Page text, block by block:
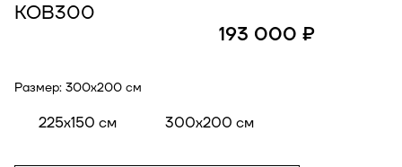
КОВ300
Размер: 300x200 см
225x150 см 300x200 см
193 000 ₽